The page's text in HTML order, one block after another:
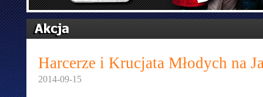
Harcerze i Krucjata Młodych na
2014-09-15